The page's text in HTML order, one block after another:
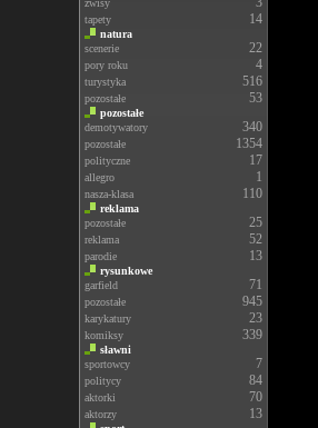
zwisy
tapety 14
natura
scenerie
22
pory roku 4
turystyka 516
pozostałe 53
pozostałe
demotywatory
340
pozostałe 1354
polityczne 17
allegro 1
nasza-klasa 110
reklama
pozostałe
25
reklama 52
parodie 13
rysunkowe
garfield
71
pozostałe 945
karykatury 23
komiksy 339
sławni
sportowcy
7
politycy 84
aktorki 70
aktorzy 13